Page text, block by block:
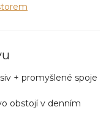
+ promyšlené spoje
obstojí v denním